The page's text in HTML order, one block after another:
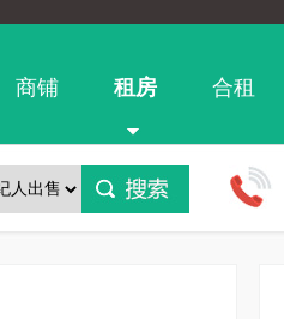
商铺 租房 合租